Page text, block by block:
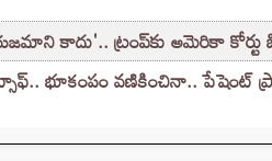
కాదు'.. ట్రంప్‌కు అమెరికా కోర్టు
భూకంపం వణికించినా.. పేషెంట్